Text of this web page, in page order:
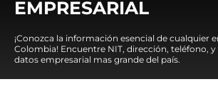
EMPRESARIAL
¡Conozca la información esencial de cualquier
Colombia! Encuentre NIT, dirección, teléfono, y
datos empresarial mas grande del país.